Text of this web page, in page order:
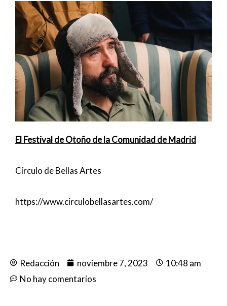
El Festival de Otoño de la Comunidad de Madrid
Círculo de Bellas Artes
https://www.circulobellasartes.com/
Redacción noviembre 7, 2023
10:48 am
No hay comentarios